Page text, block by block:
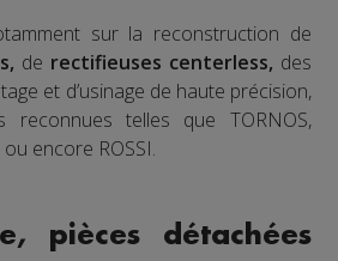
sur la reconstruction de
de rectifieuses centerless, des
et d’usinage de haute précision,
reconnues telles que TORNOS,
encore ROSSI.
pièces détachées